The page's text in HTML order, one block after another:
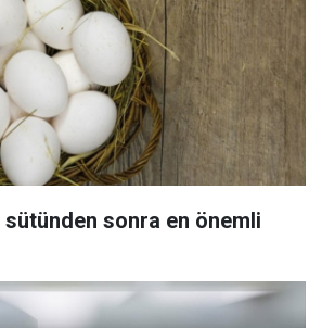
sonra en önemli